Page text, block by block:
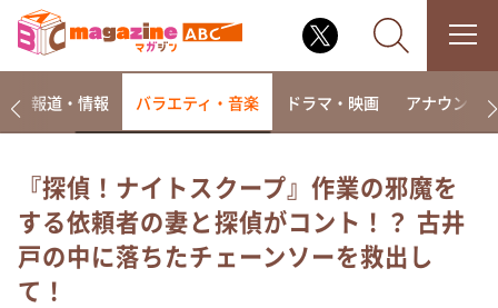
なるみ・岡村の過ぎるTV
相席食堂
報道・情報 バラエティ・音楽 ドラマ・映画 アナウンサー
『探偵！ナイトスクープ』作業の邪魔を
する依頼者の妻と探偵がコント！？ 古井
戸の中に落ちたチェーンソーを救出し
て！